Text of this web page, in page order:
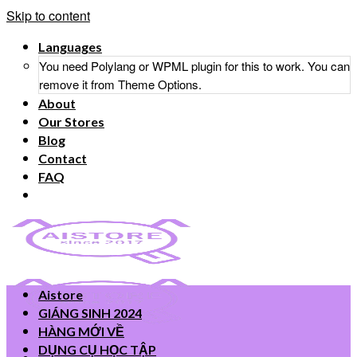
Skip to content
Languages
You need Polylang or WPML plugin for this to work. You can
remove it from Theme Options.
About
Our Stores
Blog
Contact
FAQ
Aistore
GIÁNG SINH 2024
HÀNG MỚI VỀ
DỤNG CỤ HỌC TẬP